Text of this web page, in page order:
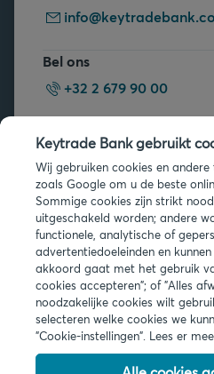
Bel ons
+32 2 679 90 00
Veelgestelde vragen
Juridische info
Privacy
Cookies
PSD2
Toegankelijkheid
Keytrade Bank gebruikt
Wij gebruiken cookies en
zoals Google om u de beste
Sommige cookies zijn strikt
uitgeschakeld worden; andere
functionele, analytische of
advertentiedoeleinden en
akkoord gaat met het gebruik
cookies accepteren"; of "Alles
noodzakelijke cookies wilt
selecteren welke cookies we
"Cookie-instellingen". Lees er